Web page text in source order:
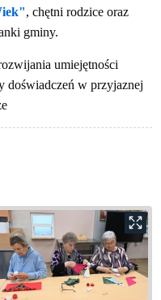
, chętni rodzice oraz
gminy.
umiejętności
doświadczeń w przyjaznej